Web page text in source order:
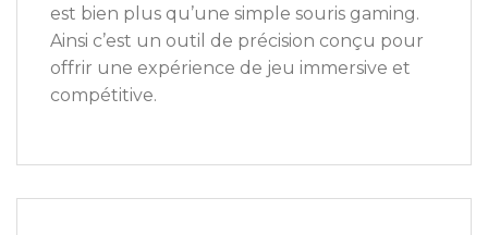
est bien plus qu’une simple souris gaming.
Ainsi c’est un outil de précision conçu pour
offrir une expérience de jeu immersive et
compétitive.